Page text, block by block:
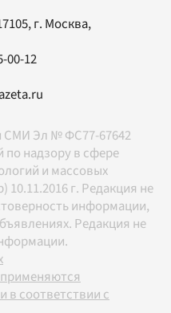
, г. Москва,
00-12
СМИ Эл № ФС77-67642
надзору в сфере
и массовых
г. Редакция не
информации,
Редакция не
в соответствии с